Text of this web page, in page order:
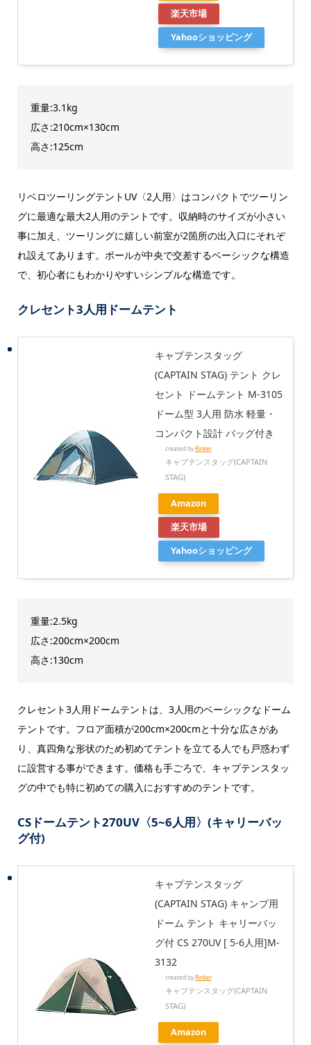
楽天市場
Yahooショッピング
重量:3.1kg
広さ:210cm×130cm
高さ:125cm
リベロツーリングテントUV〈2人用〉はコンパクトでツーリン
グに最適な最大2人用のテントです。収納時のサイズが小さい
事に加え、ツーリングに嬉しい前室が2箇所の出入口にそれぞ
れ設えてあります。ポールが中央で交差するベーシックな構造
で、初心者にもわかりやすいシンプルな構造です。
クレセント3人用ドームテント
キャプテンスタッグ
(CAPTAIN STAG) テント クレ
セント ドームテント M-3105
ドーム型 3人用 防水 軽量・
コンパクト設計 バッグ付き
created byRinker
キャプテンスタッグ(CAPTAIN
STAG)
Amazon
楽天市場
Yahooショッピング
重量:2.5kg
広さ:200cm×200cm
高さ:130cm
クレセント3人用ドームテントは、3人用のベーシックなドーム
テントです。フロア面積が200cm×200cmと十分な広さがあ
り、真四角な形状のため初めてテントを立てる人でも戸惑わず
に設営する事ができます。価格も手ごろで、キャプテンスタッ
グの中でも特に初めての購入におすすめのテントです。
CSドームテント270UV〈5~6人用〉(キャリーバッ
グ付)
キャプテンスタッグ
(CAPTAIN STAG) キャンプ用
ドーム テント キャリーバッ
グ付 CS 270UV [ 5-6人用]M-
3132
created byRinker
キャプテンスタッグ(CAPTAIN
STAG)
Amazon